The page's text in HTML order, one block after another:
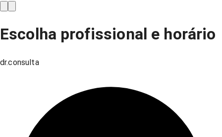
Escolha profissional e horário
dr.consulta